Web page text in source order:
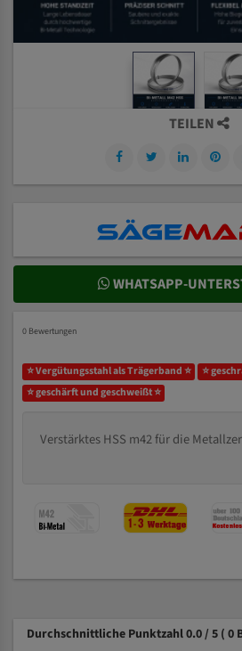
TEILEN
WHATSAPP-
0 Bewertungen
⭐ Vergütungsstahl als Trägerband ⭐
⭐
⭐ geschärft und geschweißt ⭐
Verstärktes HSS m42 für die
Durchschnittliche Punktzahl 0.0 / 5 ( 0